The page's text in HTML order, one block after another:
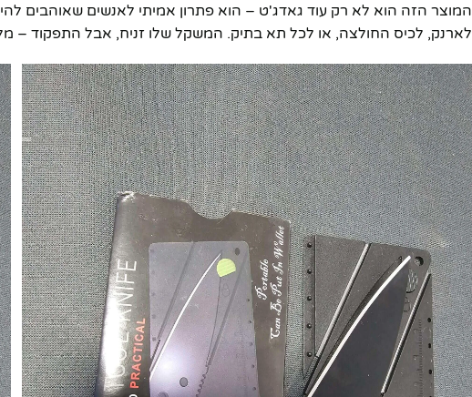
המוצר הזה הוא לא רק עוד גאדג'ט – הוא פתרון אמיתי לאנשים שאוהבים
לארנק, לכיס החולצה, או לכל תא בתיק. המשקל שלו זניח, אבל התפקוד –